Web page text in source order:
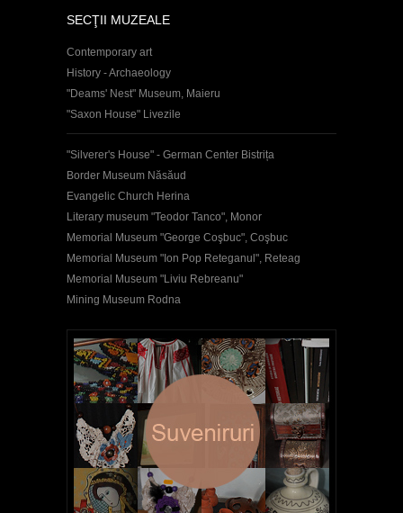
SECŢII MUZEALE
Contemporary art
History - Archaeology
"Deams' Nest" Museum, Maieru
"Saxon House" Livezile
"Silverer's House" - German Center Bistrița
Border Museum Năsăud
Evangelic Church Herina
Literary museum "Teodor Tanco", Monor
Memorial Museum "George Coşbuc", Coşbuc
Memorial Museum "Ion Pop Reteganul", Reteag
Memorial Museum "Liviu Rebreanu"
Mining Museum Rodna